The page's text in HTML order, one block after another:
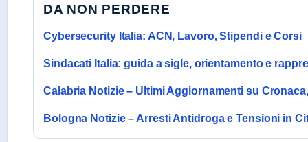
DA NON PERDERE
Cybersecurity Italia: ACN, Lavoro, Stipendi e Corsi
Sindacati Italia: guida a sigle, orientamento e
Calabria Notizie – Ultimi Aggiornamenti su
Bologna Notizie – Arresti Antidroga e Tensioni in